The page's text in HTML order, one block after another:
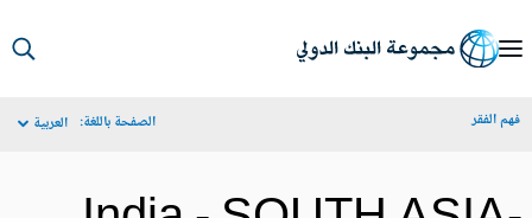
الفقر الصفحة باللغة: العربية